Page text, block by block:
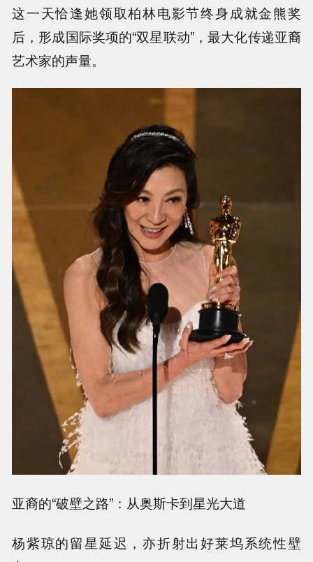
这一天恰逢她领取柏林电影节终身成就金熊奖
后，形成国际奖项的“双星联动”，最大化传递亚裔
艺术家的声量。
亚裔的“破壁之路”：从奥斯卡到星光大道
杨紫琼的留星延迟，亦折射出好莱坞系统性壁